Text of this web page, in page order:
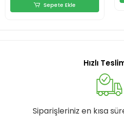
Sepete Ekle
Hızlı
Siparişleriniz en kısa